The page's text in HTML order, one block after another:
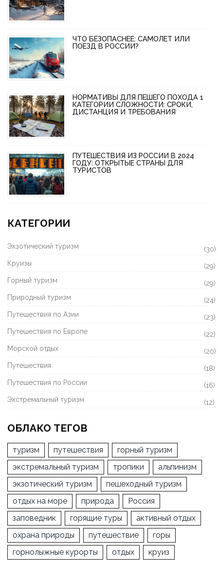
ЧТО БЕЗОПАСНЕЕ: САМОЛЕТ ИЛИ
ПОЕЗД В РОССИИ?
НОРМАТИВЫ ДЛЯ ПЕШЕГО ПОХОДА 1
КАТЕГОРИИ СЛОЖНОСТИ: СРОКИ,
ДИСТАНЦИЯ И ТРЕБОВАНИЯ
ПУТЕШЕСТВИЯ ИЗ РОССИИ В 2024
ГОДУ: ОТКРЫТЫЕ СТРАНЫ ДЛЯ
ТУРИСТОВ
КАТЕГОРИИ
Экзотический туризм
(30)
Круизы
(29)
Горный туризм
(29)
Природный туризм
(24)
Путешествия по Азии
(23)
Путешествия по Европе
(22)
Морской отдых
(20)
Путешествия
(18)
Путешествия по России
(16)
Экстремальный туризм
(12)
ОБЛАКО ТЕГОВ
туризм путешествия
горный туризм
экстремальный туризм
тропики
альпинизм
экзотический туризм
пешеходный туризм
отдых на море
природа
Россия
заповедник
горящие туры
активный отдых
охрана природы
путешествие
горы
горнолыжные курорты
отдых круиз